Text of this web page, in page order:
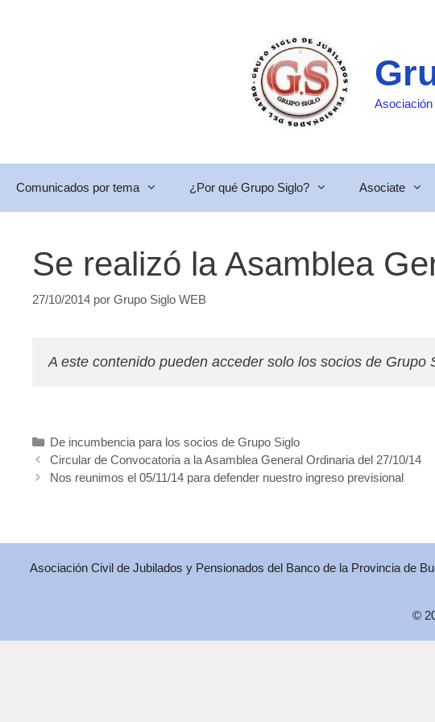
Comunicados por tema ¿Por qué Grupo Siglo? Asociate
Se realizó la Asamblea
27/10/2014 por Grupo Siglo WEB
A este contenido pueden acceder solo los socios de
Categorías
De incumbencia para los socios de Grupo Siglo
Circular de Convocatoria a la Asamblea General Ordinaria del 27/10/14
Nos reunimos el 05/11/14 para defender nuestro ingreso previsional
Asociación Civil de Jubilados y Pensionados del Banco de la Provincia de
©